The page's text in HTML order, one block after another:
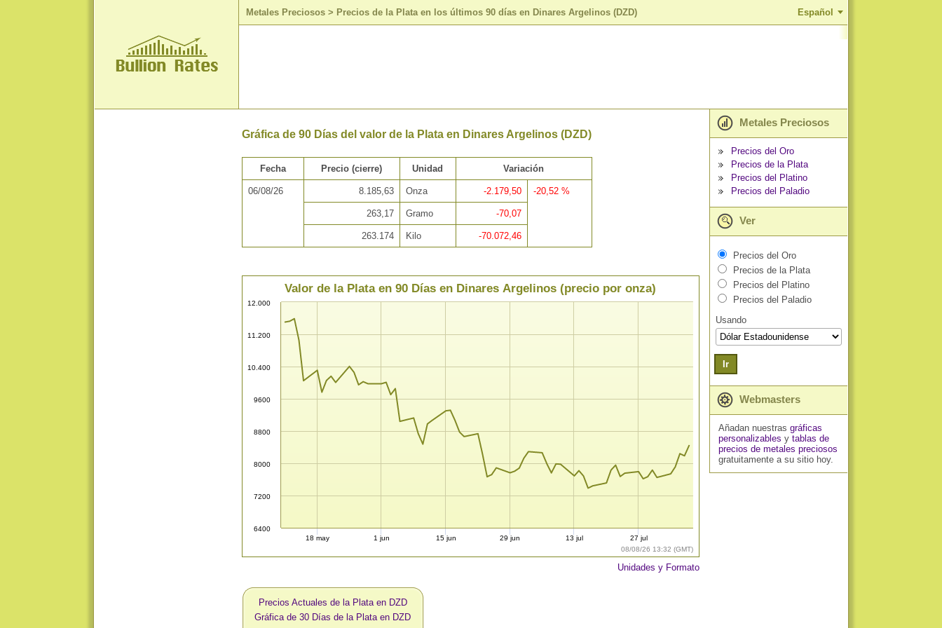
Metales Preciosos > Precios de la Plata en los últimos 90 días en Dinares Argelinos (DZD) Español
Gráfica de 90 Días del valor de la Plata en Dinares Argelinos (DZD)
Fecha Precio (cierre) Unidad Variación
06/08/26 8.185,63 Onza -2.179,50 -20,52 %
263,17 Gramo -70,07
263.174 Kilo -70.072,46
08/08/26 13:32 (GMT)
Valor de la Plata en 90 Días en Dinares Argelinos (precio por onza)
6400
7200
8000
8800
9600
10.400
11.200
12.000
18 may 1 jun 15 jun 29 jun 13 jul 27 jul
Unidades y Formato
Precios Actuales de la Plata en DZD
Gráfica de 30 Días de la Plata en DZD
Metales Preciosos
Precios del Oro
Precios de la Plata
Precios del Platino
Precios del Paladio
Ver
Precios del Oro
Precios de la Plata
Precios del Platino
Precios del Paladio
Usando
Ir
Webmasters
Añadan nuestras gráficas
personalizables y tablas de
precios de metales preciosos
gratuitamente a su sitio hoy.